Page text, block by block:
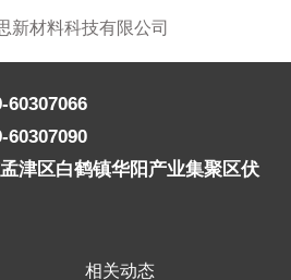
新材料科技有限公司
60307090
津区白鹤镇华阳产业集聚区伏
相关动态